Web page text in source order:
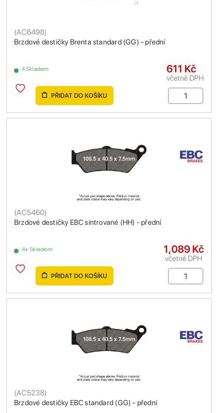
Brzdové destičky Brenta standard (GG) - přední
(AC6498)
4 Skladem 611 Kč
včetně DPH
PŘIDAT DO KOŠÍKU
Brzdové destičky EBC sintrované (HH) - přední
(AC5460)
4+ Skladem 1,089 Kč
včetně DPH
PŘIDAT DO KOŠÍKU
Brzdové destičky EBC standard (GG) - přední
(AC5238)